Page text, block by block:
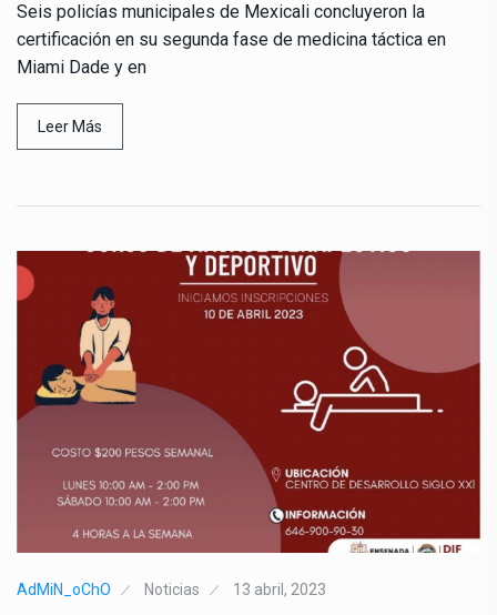
Seis policías municipales de Mexicali concluyeron la
certificación en su segunda fase de medicina táctica en
Miami Dade y en
Leer Más
AdMiN_oChO Noticias 13 abril, 2023